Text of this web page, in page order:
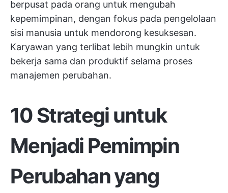
berpusat pada orang untuk mengubah
kepemimpinan, dengan fokus pada pengelolaan
sisi manusia untuk mendorong kesuksesan.
Karyawan yang terlibat lebih mungkin untuk
bekerja sama dan produktif selama proses
manajemen perubahan.
10 Strategi untuk
Menjadi Pemimpin
Perubahan yang